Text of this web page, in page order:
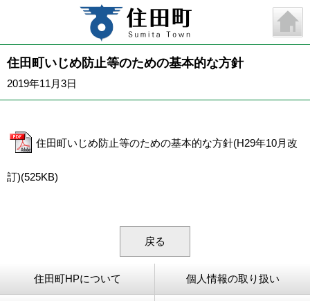
住田町いじめ防止等のための基本的な方針
2019年11月3日
住田町いじめ防止等のための基本的な方針(H29年10月改
訂)(525KB)
戻る
住田町HPについて 個人情報の取り扱い